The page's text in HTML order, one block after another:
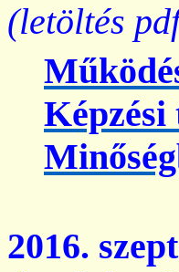
(letöltés
Képzési
2016.